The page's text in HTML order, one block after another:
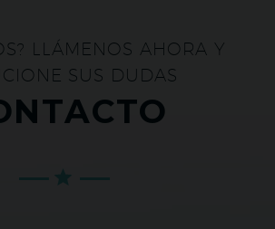
LLÁMENOS AHORA Y
SUS DUDAS